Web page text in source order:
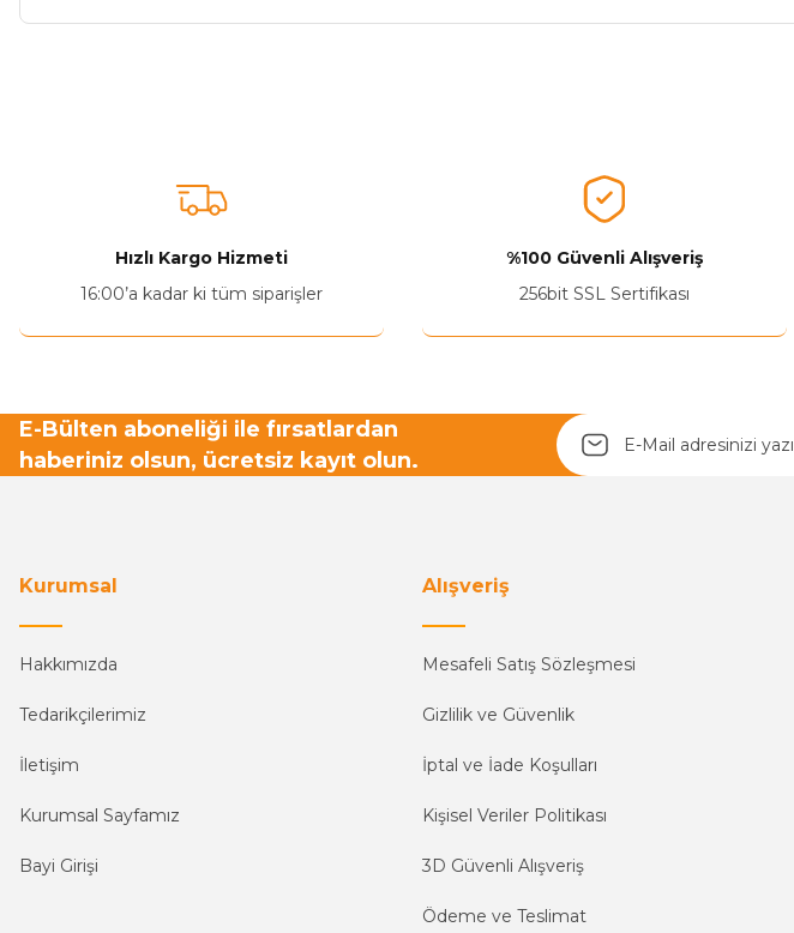
Ürün açıklamasında eksik bilgiler bulunuyor.
Hızlı Kargo Hizmeti
16:00’a kadar ki tüm siparişler
%100 Güvenli Alışveriş
256bit SSL Sertifikası
E-Bülten aboneliği ile fırsatlardan
haberiniz olsun, ücretsiz kayıt olun.
Kurumsal
Hakkımızda
Tedarikçilerimiz
İletişim
Kurumsal Sayfamız
Bayi Girişi
Alışveriş
Mesafeli Satış Sözleşmesi
Gizlilik ve Güvenlik
İptal ve İade Koşulları
Kişisel Veriler Politikası
3D Güvenli Alışveriş
Ödeme ve Teslimat